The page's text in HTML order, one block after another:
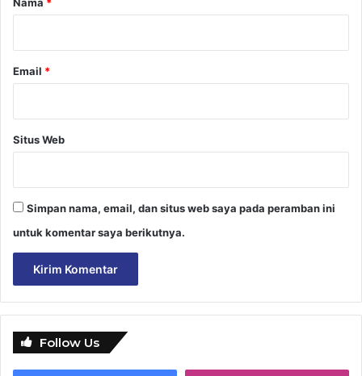
Nama *
Email *
Situs Web
Simpan nama, email, dan situs web saya pada peramban ini
untuk komentar saya berikutnya.
Follow Us